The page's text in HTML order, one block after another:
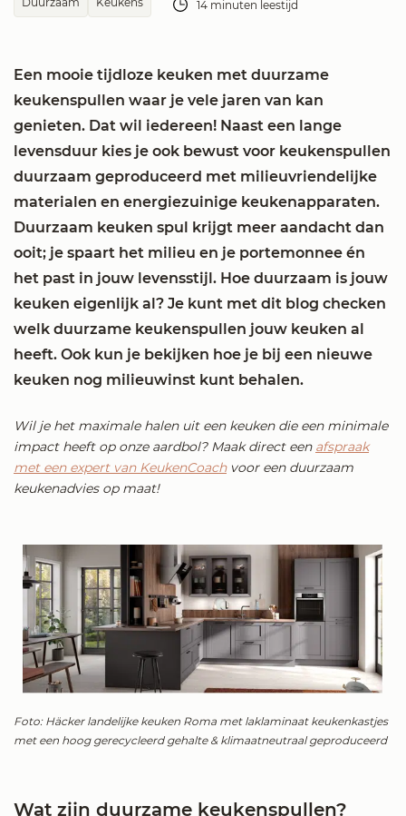
14 minuten leestijd
Een mooie tijdloze keuken met duurzame
keukenspullen waar je vele jaren van kan
genieten. Dat wil iedereen! Naast een lange
levensduur kies je ook bewust voor keukenspullen
duurzaam geproduceerd met milieuvriendelijke
materialen en energiezuinige keukenapparaten.
Duurzaam keuken spul krijgt meer aandacht dan
ooit; je spaart het milieu en je portemonnee én
het past in jouw levensstijl. Hoe duurzaam is jouw
keuken eigenlijk al? Je kunt met dit blog checken
welk duurzame keukenspullen jouw keuken al
heeft. Ook kun je bekijken hoe je bij een nieuwe
keuken nog milieuwinst kunt behalen.
Wil je het maximale halen uit een keuken die een minimale
impact heeft op onze aardbol? Maak direct een afspraak
met een expert van KeukenCoach voor een duurzaam
keukenadvies op maat!
Foto: Häcker landelijke keuken Roma met laklaminaat keukenkastjes
met een hoog gerecycleerd gehalte & klimaatneutraal geproduceerd
Wat zijn duurzame keukenspullen?